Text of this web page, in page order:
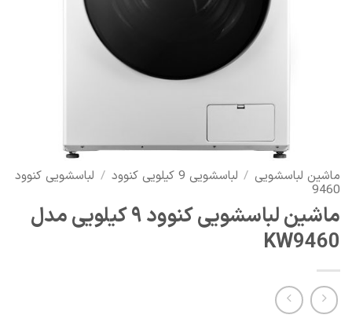
ماشین لباسشویی / لباسشویی 9 کیلویی کنوود / لباسشویی کنوود
9460
ماشین لباسشویی کنوود ۹ کیلویی مدل
KW9460